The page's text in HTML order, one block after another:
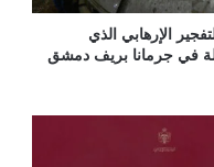
الإرهابي الذي
في جرمانا بريف دمشق